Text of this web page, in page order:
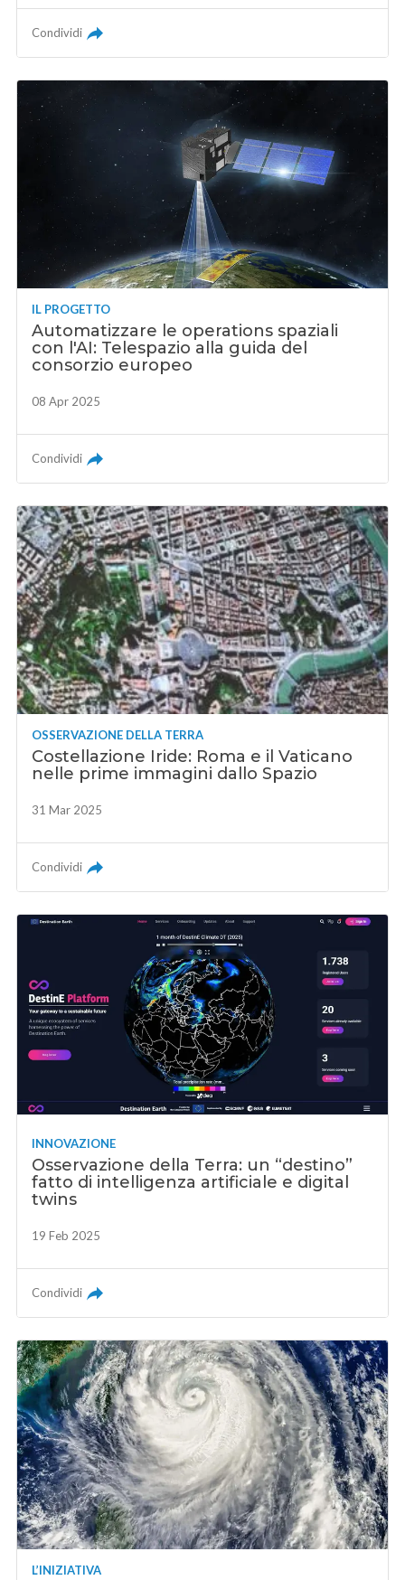
Condividi
IL PROGETTO
Automatizzare le operations spaziali
con l'AI: Telespazio alla guida del
consorzio europeo
08 Apr 2025
Condividi
OSSERVAZIONE DELLA TERRA
Costellazione Iride: Roma e il Vaticano
nelle prime immagini dallo Spazio
31 Mar 2025
Condividi
INNOVAZIONE
Osservazione della Terra: un “destino”
fatto di intelligenza artificiale e digital
twins
19 Feb 2025
Condividi
L’INIZIATIVA